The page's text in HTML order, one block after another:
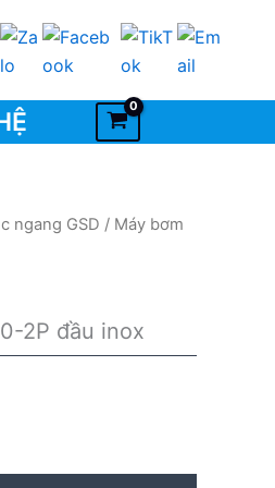
ngang GSD / Máy bơm
2P đầu inox